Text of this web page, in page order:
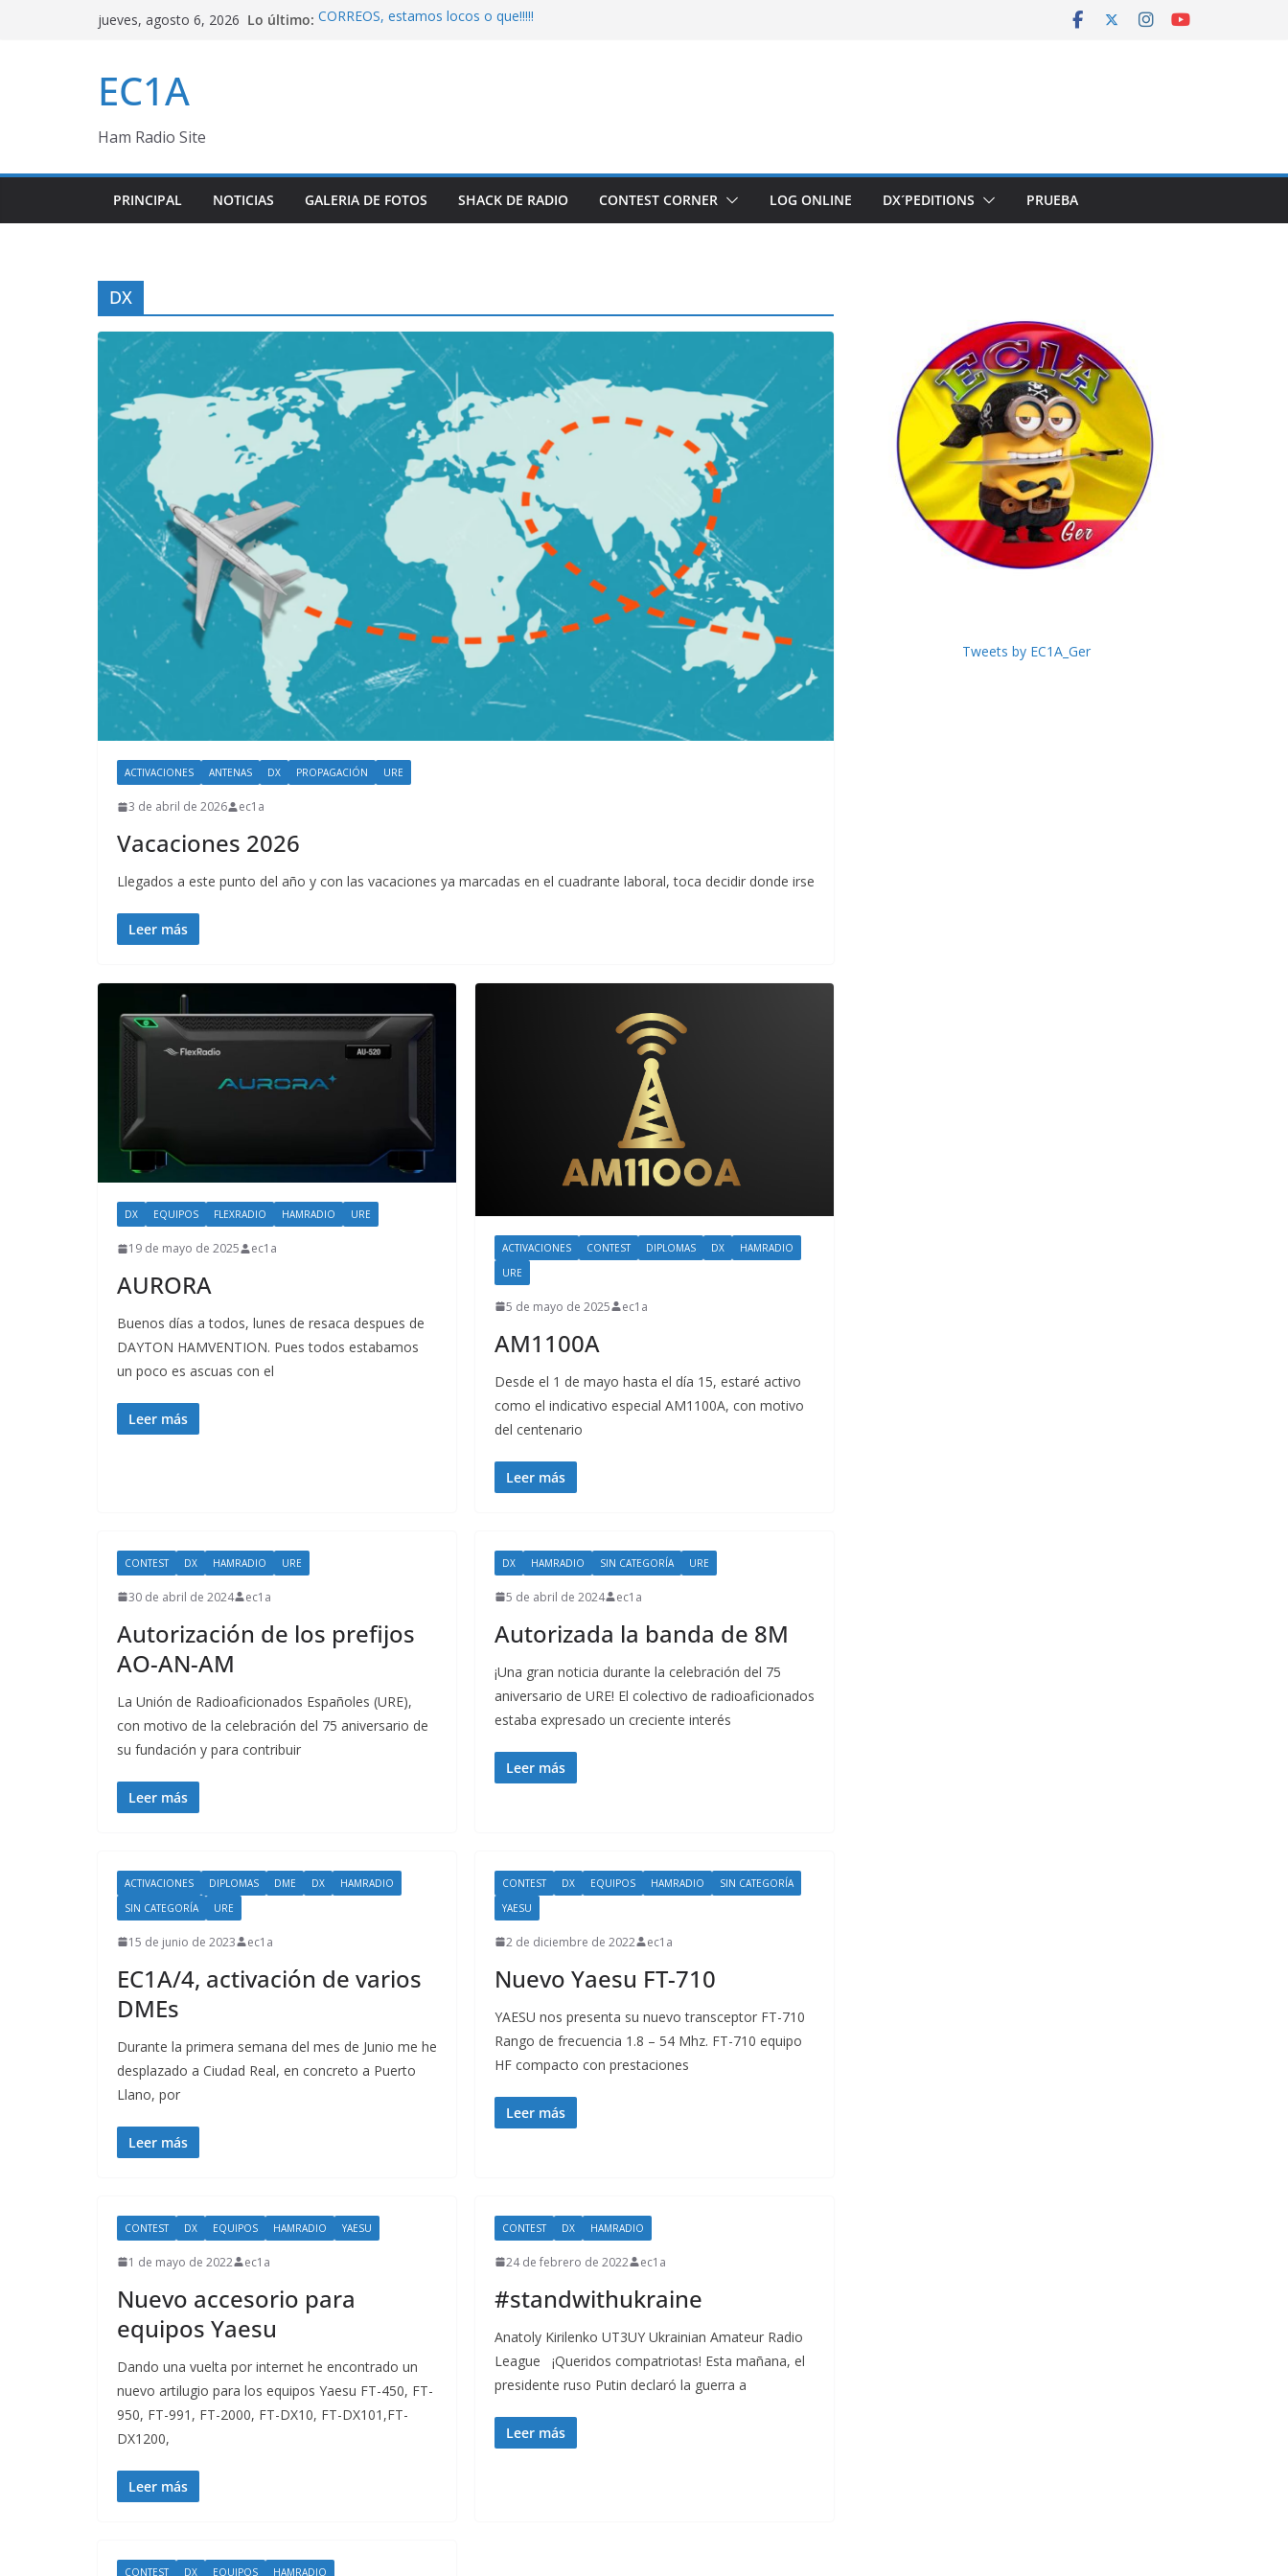
jueves, agosto 6, 2026 Lo último: CORREOS, estamos locos o que!!!!!
EC1A
Ham Radio Site
PRINCIPAL NOTICIAS GALERIA DE FOTOS SHACK DE RADIO CONTEST CORNER LOG ONLINE DX´PEDITIONS PRUEBA
DX
ACTIVACIONES ANTENAS DX PROPAGACIÓN URE
3 de abril de 2026 ec1a
Vacaciones 2026
Llegados a este punto del año y con las vacaciones ya marcadas en el cuadrante laboral, toca decidir donde irse
Leer más
DX EQUIPOS FLEXRADIO HAMRADIO URE
19 de mayo de 2025 ec1a
AURORA
Buenos días a todos, lunes de resaca despues de
DAYTON HAMVENTION. Pues todos estabamos
un poco es ascuas con el
Leer más
ACTIVACIONES CONTEST DIPLOMAS DX
HAMRADIO
URE
5 de mayo de 2025 ec1a
AM1100A
Desde el 1 de mayo hasta el día 15, estaré activo
como el indicativo especial AM1100A, con motivo
del centenario
Leer más
CONTEST DX HAMRADIO URE
30 de abril de 2024 ec1a
Autorización de los prefijos
AO-AN-AM
La Unión de Radioaficionados Españoles (URE),
con motivo de la celebración del 75 aniversario de
su fundación y para contribuir
Leer más
DX HAMRADIO SIN CATEGORÍA URE
5 de abril de 2024 ec1a
Autorizada la banda de 8M
¡Una gran noticia durante la celebración del 75
aniversario de URE! El colectivo de radioaficionados
estaba expresado un creciente interés
Leer más
ACTIVACIONES DIPLOMAS DME DX
HAMRADIO
SIN CATEGORÍA
URE
15 de junio de 2023 ec1a
EC1A/4, activación de varios
DMEs
Durante la primera semana del mes de Junio me he
desplazado a Ciudad Real, en concreto a Puerto
Llano, por
Leer más
CONTEST DX EQUIPOS HAMRADIO
SIN CATEGORÍA
YAESU
2 de diciembre de 2022 ec1a
Nuevo Yaesu FT-710
YAESU nos presenta su nuevo transceptor FT-710
Rango de frecuencia 1.8 – 54 Mhz. FT-710 equipo
HF compacto con prestaciones
Leer más
CONTEST DX EQUIPOS HAMRADIO YAESU
1 de mayo de 2022 ec1a
Nuevo accesorio para
equipos Yaesu
Dando una vuelta por internet he encontrado un
nuevo artilugio para los equipos Yaesu FT-450, FT-
950, FT-991, FT-2000, FT-DX10, FT-DX101,FT-
DX1200,
Leer más
CONTEST DX HAMRADIO
24 de febrero de 2022 ec1a
#standwithukraine
Anatoly Kirilenko UT3UY Ukrainian Amateur Radio
League ¡Queridos compatriotas! Esta mañana, el
presidente ruso Putin declaró la guerra a
Leer más
CONTEST DX EQUIPOS HAMRADIO
Tweets by EC1A_Ger